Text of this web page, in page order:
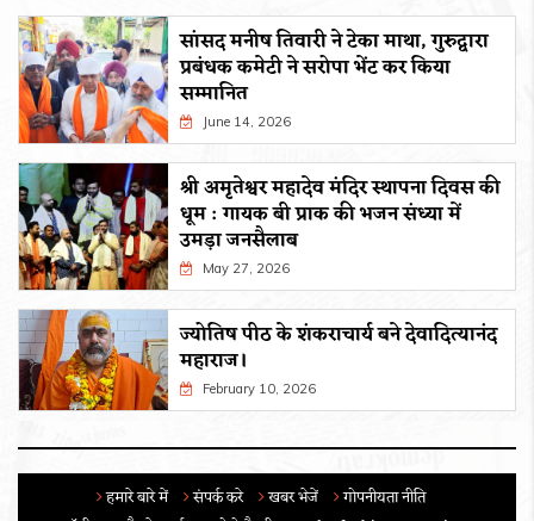
सांसद मनीष तिवारी ने टेका माथा, गुरुद्वारा
प्रबंधक कमेटी ने सरोपा भेंट कर किया
सम्मानित
June 14, 2026
श्री अमृतेश्वर महादेव मंदिर स्थापना दिवस की
धूम : गायक बी प्राक की भजन संध्या में
उमड़ा जनसैलाब
May 27, 2026
ज्योतिष पीठ के शंकराचार्य बने देवादित्यानंद
महाराज।
February 10, 2026
हमारे बारे में संपर्क करे खबर भेजें
गोपनीयता नीति